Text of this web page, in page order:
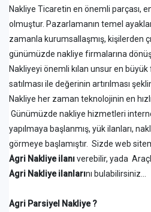
Nakliye Ticaretin en önemli parçası,
olmuştur. Pazarlamanın temel
zamanla kurumsallaşmış, kişilerden
günümüzde nakliye firmalarına
Nakliyeyi önemli kılan unsur en
satılması ile değerinin artırılması
Nakliye her zaman teknolojinin en
Günümüzde nakliye hizmetleri
yapılmaya başlanmış, yük ilanları,
görmeye başlamıştır. Sizde web
Agri Nakliye ilanıverebilir, yada
Agri Nakliye ilanlarını bulabilirsiniz...
Agri Parsiyel Nakliye ?